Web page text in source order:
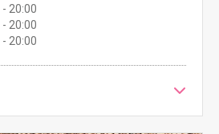
- 20:00
- 20:00
- 20:00